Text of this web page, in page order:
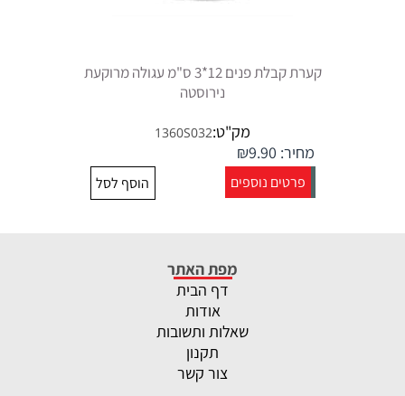
קערת קבלת פנים 12*3 ס"מ עגולה מרוקעת
נירוסטה
מק"ט:1360S032
מחיר: ₪9.90
פרטים נוספים הוסף לסל
מפת האתר
דף הבית
אודות
שאלות ותשובות
תקנון
צור קשר